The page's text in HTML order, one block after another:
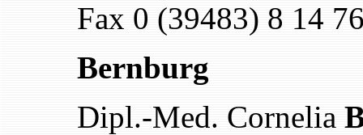
Fax 0 (39483) 8 14
Bernburg
Dipl.-Med. Cornelia